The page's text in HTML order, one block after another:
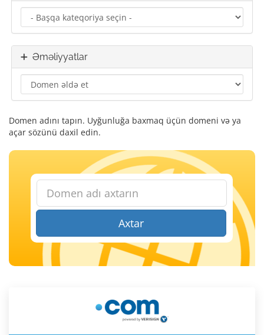
Əməliyyatlar
Domen adını tapın. Uyğunluğa baxmaq üçün domeni və ya
açar sözünü daxil edin.
Axtar